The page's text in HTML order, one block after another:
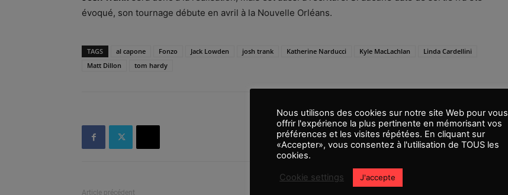
évoqué, son tournage débute en avril à la Nouvelle Orléans.
TAGS al capone Fonzo Jack Lowden josh trank Katherine Narducci Kyle MacLachlan
Linda Cardellini
Matt Dillon
tom hardy
Article précédent
Nous utilisons des cookies sur notre site Web pour vous
offrir l'expérience la plus pertinente en mémorisant vos
préférences et les visites répétées. En cliquant sur
«Accepter», vous consentez à l'utilisation de TOUS les
cookies.
Cookie settings J'accepte